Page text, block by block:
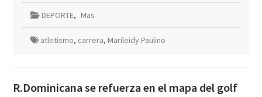
DEPORTE, Mas
atletismo, carrera, Marileidy Paulino
R.Dominicana se refuerza en el mapa del golf